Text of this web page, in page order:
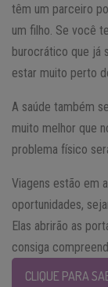
têm um parceiro
um filho. Se você
burocrático que já
estar muito perto
A saúde também
muito melhor que
problema físico
Viagens estão em
oportunidades,
Elas abrirão as
consiga
CLIQUE PARA